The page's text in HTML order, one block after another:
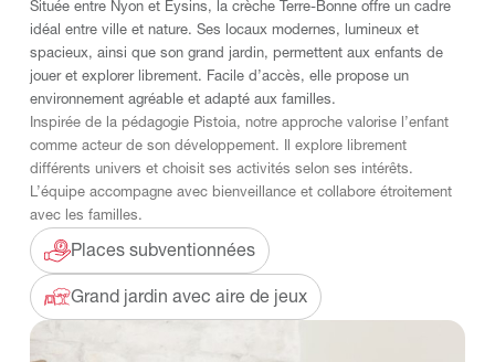
Située entre Nyon et Eysins, la crèche Terre-Bonne offre un cadre
idéal entre ville et nature. Ses locaux modernes, lumineux et
spacieux, ainsi que son grand jardin, permettent aux enfants de
jouer et explorer librement. Facile d’accès, elle propose un
environnement agréable et adapté aux familles.
Inspirée de la pédagogie Pistoia, notre approche valorise l’enfant
comme acteur de son développement. Il explore librement
différents univers et choisit ses activités selon ses intérêts.
L’équipe accompagne avec bienveillance et collabore étroitement
avec les familles.
Places subventionnées
Grand jardin avec aire de jeux